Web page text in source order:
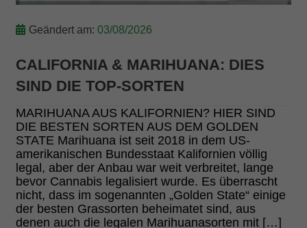
Geändert am: 03/08/2026
CALIFORNIA & MARIHUANA: DIES
SIND DIE TOP-SORTEN
MARIHUANA AUS KALIFORNIEN? HIER SIND
DIE BESTEN SORTEN AUS DEM GOLDEN
STATE Marihuana ist seit 2018 in dem US-
amerikanischen Bundesstaat Kalifornien völlig
legal, aber der Anbau war weit verbreitet, lange
bevor Cannabis legalisiert wurde. Es überrascht
nicht, dass im sogenannten „Golden State“ einige
der besten Grassorten beheimatet sind, aus
denen auch die legalen Marihuanasorten mit […]